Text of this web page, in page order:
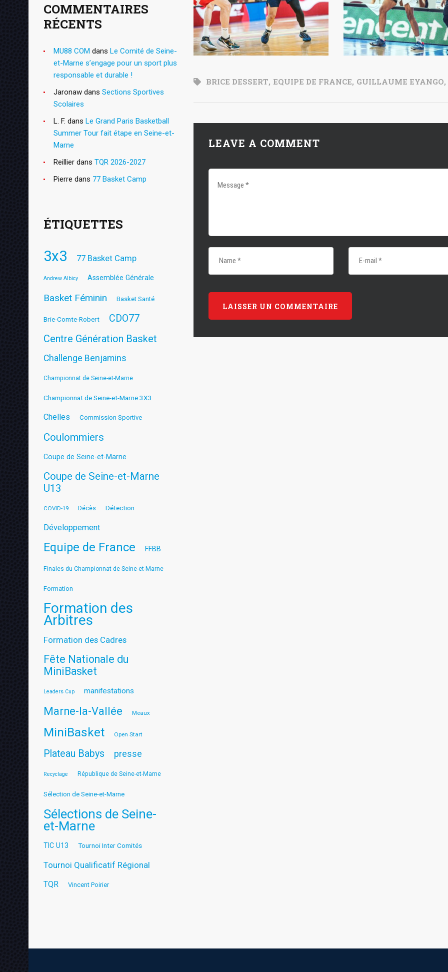
BRICE DESSERT, EQUIPE DE FRANCE, GUILLAUME EYANGO,
LEAVE A COMMENT
COMMENTAIRES
RÉCENTS
MU88 COM dans Le Comité de Seine-
et-Marne s’engage pour un sport plus
responsable et durable !
Jaronaw dans Sections Sportives
Scolaires
L. F. dans Le Grand Paris Basketball
Summer Tour fait étape en Seine-et-
Marne
Reillier dans TQR 2026-2027
Pierre dans 77 Basket Camp
ÉTIQUETTES
3x3 77 Basket Camp
Andrew Albicy Assemblée Générale
Basket Féminin Basket Santé
Brie-Comte-Robert CDO77
Centre Génération Basket
Challenge Benjamins
Championnat de Seine-et-Marne
Championnat de Seine-et-Marne 3X3
Chelles Commission Sportive
Coulommiers
Coupe de Seine-et-Marne
Coupe de Seine-et-Marne
U13
COVID-19 Décès Détection
Développement
Equipe de France FFBB
Finales du Championnat de Seine-et-Marne
Formation
Formation des
Arbitres
Formation des Cadres
Fête Nationale du
MiniBasket
Leaders Cup manifestations
Marne-la-Vallée Meaux
MiniBasket Open Start
Plateau Babys presse
Recyclage République de Seine-et-Marne
Sélection de Seine-et-Marne
Sélections de Seine-
et-Marne
TIC U13 Tournoi Inter Comités
Tournoi Qualificatif Régional
TQR Vincent Poirier